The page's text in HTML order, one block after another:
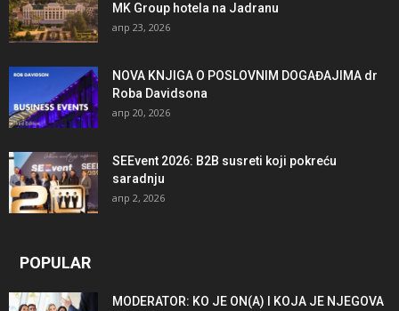
MK Group hotela na Jadranu
апр 23, 2026
NOVA KNJIGA O POSLOVNIM DOGAĐAJIMA dr
Roba Davidsona
апр 20, 2026
SEEvent 2026: B2B susreti koji pokreću
saradnju
апр 2, 2026
POPULAR
MODERATOR: KO JE ON(A) I KOJA JE NJEGOVA